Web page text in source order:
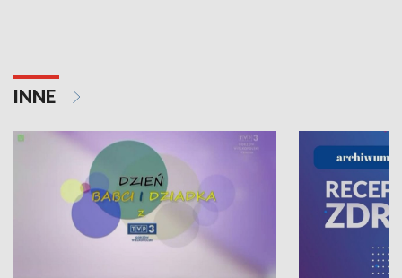
INNE